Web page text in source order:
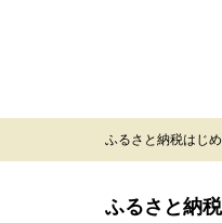
ふるさと納税はじ
ふるさと納